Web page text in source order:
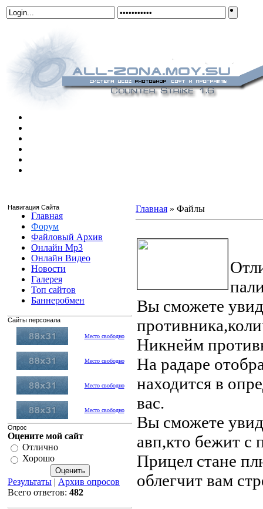
Навигация Сайта
Главная
Форум
Файловый Архив
Онлайн Mp3
Онлайн Видео
Новости
Галерея
Топ сайтов
Баннеробмен
Сайты персонала
Место свободно
Место свободно
Место свободно
Место свободно
Опрос
Оцените мой сайт
Отлично
Хорошо
Результаты | Архив опросов
Всего ответов: 482
Главная » Файлы
Вы сможете
Никнейм
На радаре
находится в
вас.
Вы сможете
авп,кто бежит с
Прицел стане
облегчит вам